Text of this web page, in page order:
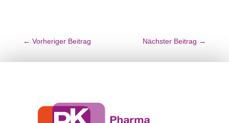
← Vorheriger Beitrag Nächster Beitrag →